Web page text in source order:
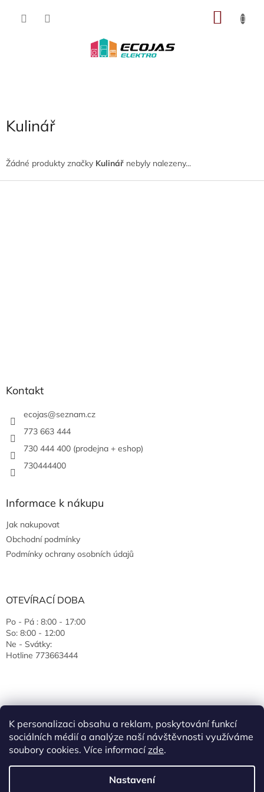
K personalizaci obsahu a reklam, poskytování funkcí
sociálních médií a analýze naší návštěvnosti využíváme
soubory cookies. Více informacízde.
Nastavení
Kulinář
Žádné produkty značky Kulinář nebyly nalezeny...
Kontakt
ecojas@seznam.cz
773 663 444
730 444 400 (prodejna + eshop)
730444400
Informace k nákupu
Jak nakupovat
Obchodní podmínky
Podmínky ochrany osobních údajů
OTEVÍRACÍ DOBA
Po - Pá : 8:00 - 17:00
So: 8:00 - 12:00
Ne - Svátky:
Hotline 773663444